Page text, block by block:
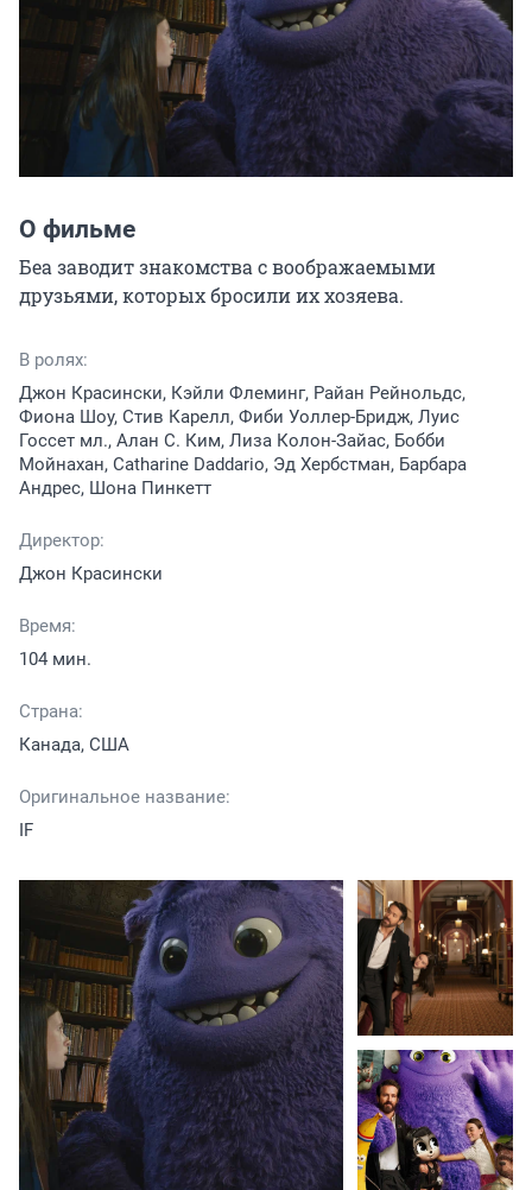
О фильме
Беа заводит знакомства с воображаемыми
друзьями, которых бросили их хозяева.
В ролях:
Джон Красински, Кэйли Флеминг, Райан Рейнольдс,
Фиона Шоу, Стив Карелл, Фиби Уоллер-Бридж, Луис
Госсет мл., Алан С. Ким, Лиза Колон-Зайас, Бобби
Мойнахан, Catharine Daddario, Эд Хербстман, Барбара
Андрес, Шона Пинкетт
Директор:
Джон Красински
Время:
104 мин.
Страна:
Канада, США
Оригинальное название:
IF